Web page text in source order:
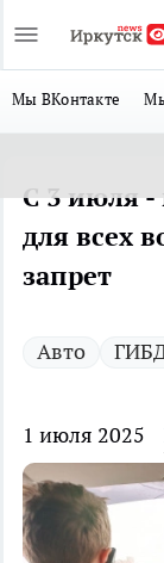
Мы ВКонтакте
С 3 июля -
для всех
запрет
Авто
1 июля 2025